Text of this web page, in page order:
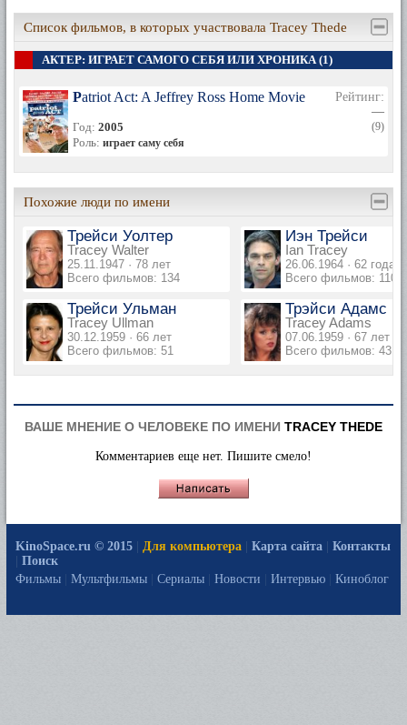
Список фильмов, в которых участвовала Tracey Thede
АКТЕР: ИГРАЕТ САМОГО СЕБЯ ИЛИ ХРОНИКА (1)
Patriot Act: A Jeffrey Ross Home Movie
Год: 2005
Роль: играет саму себя
Рейтинг:
—
(9)
Похожие люди по имени
Трейси Уолтер
Tracey Walter
25.11.1947 · 78 лет
Всего фильмов: 134
Иэн Трейси
Ian Tracey
26.06.1964 · 62 года
Всего фильмов: 110
Трейси Ульман
Tracey Ullman
30.12.1959 · 66 лет
Всего фильмов: 51
Трэйси Адамс
Tracey Adams
07.06.1959 · 67 лет
Всего фильмов: 43
ВАШЕ МНЕНИЕ О ЧЕЛОВЕКЕ ПО ИМЕНИ TRACEY THEDE
Комментариев еще нет. Пишите смело!
KinoSpace.ru © 2015 Для компьютера Карта сайта
Контакты
Поиск
Фильмы
Мультфильмы Сериалы Новости Интервью Киноблог